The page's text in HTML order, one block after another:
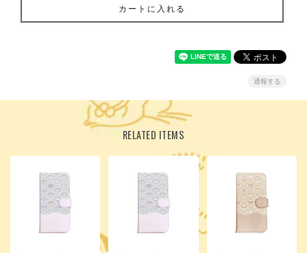
カートに入れる
通報する
RELATED ITEMS